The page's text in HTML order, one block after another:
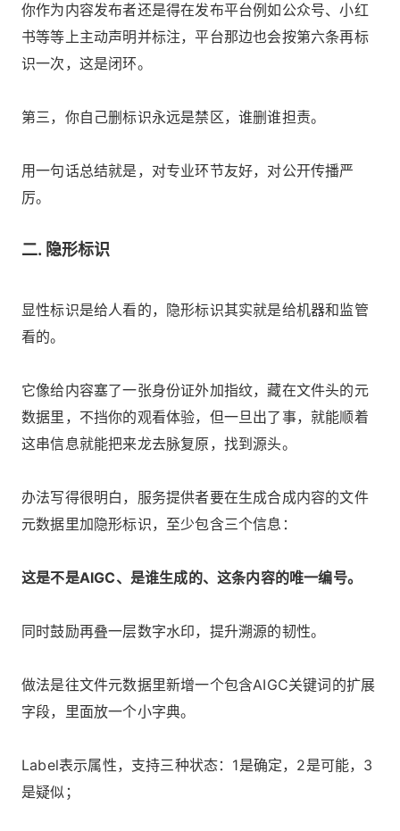
你作为内容发布者还是得在发布平台例如公众号、小红
书等等上主动声明并标注，平台那边也会按第六条再标
识一次，这是闭环。
第三，你自己删标识永远是禁区，谁删谁担责。
用一句话总结就是，对专业环节友好，对公开传播严
厉。
二. 隐形标识
显性标识是给人看的，隐形标识其实就是给机器和监管
看的。
它像给内容塞了一张身份证外加指纹，藏在文件头的元
数据里，不挡你的观看体验，但一旦出了事，就能顺着
这串信息就能把来龙去脉复原，找到源头。
办法写得很明白，服务提供者要在生成合成内容的文件
元数据里加隐形标识，至少包含三个信息：
这是不是AIGC、是谁生成的、这条内容的唯一编号。
同时鼓励再叠一层数字水印，提升溯源的韧性。
做法是往文件元数据里新增一个包含AIGC关键词的扩展
字段，里面放一个小字典。
Label表示属性，支持三种状态：1是确定，2是可能，3
是疑似；